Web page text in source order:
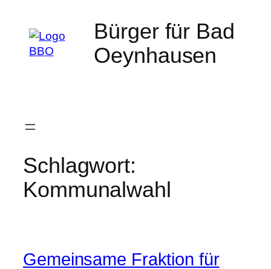
Inhalt
springen
Bürger für Bad
Oeynhausen
Schlagwort:
Kommunalwahl
Gemeinsame Fraktion für